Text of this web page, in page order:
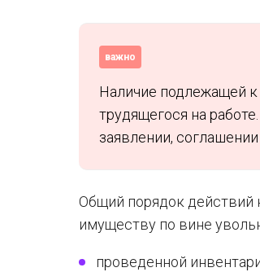
важно
Наличие подлежащей
трудящегося на
заявлении,
Общий порядок действий
имуществу по вине
проведенной